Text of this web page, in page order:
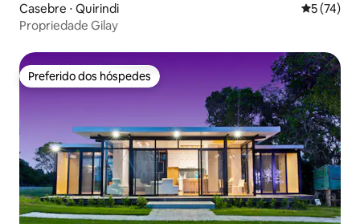
Casebre ⋅ Quirindi 5 de uma
5 (74)
Propriedade Gilay
Preferido dos hóspedes
Preferido dos hóspedes